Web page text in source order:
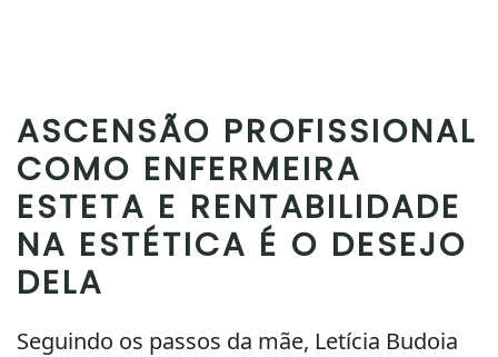
ASCENSÃO PROFISSIONAL
COMO ENFERMEIRA
ESTETA E RENTABILIDADE
NA ESTÉTICA É O DESEJO
DELA
Seguindo os passos da mãe, Letícia Budoia